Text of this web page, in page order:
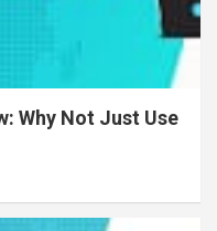
Why Not Just Use